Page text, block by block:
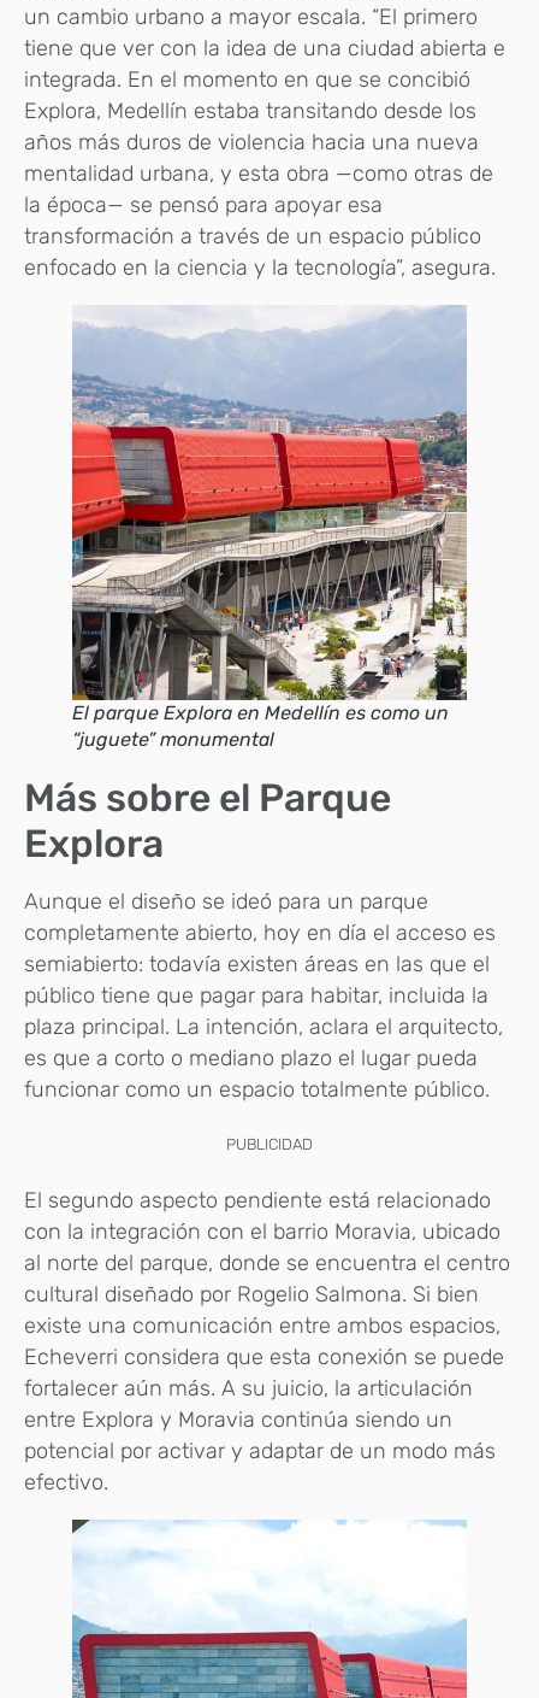
un cambio urbano a mayor escala. “El primero
tiene que ver con la idea de una ciudad abierta e
integrada. En el momento en que se concibió
Explora, Medellín estaba transitando desde los
años más duros de violencia hacia una nueva
mentalidad urbana, y esta obra —como otras de
la época— se pensó para apoyar esa
transformación a través de un espacio público
enfocado en la ciencia y la tecnología”, asegura.
El parque Explora en Medellín es como un
“juguete” monumental
Más sobre el Parque
Explora
Aunque el diseño se ideó para un parque
completamente abierto, hoy en día el acceso es
semiabierto: todavía existen áreas en las que el
público tiene que pagar para habitar, incluida la
plaza principal. La intención, aclara el arquitecto,
es que a corto o mediano plazo el lugar pueda
funcionar como un espacio totalmente público.
PUBLICIDAD
El segundo aspecto pendiente está relacionado
con la integración con el barrio Moravia, ubicado
al norte del parque, donde se encuentra el centro
cultural diseñado por Rogelio Salmona. Si bien
existe una comunicación entre ambos espacios,
Echeverri considera que esta conexión se puede
fortalecer aún más. A su juicio, la articulación
entre Explora y Moravia continúa siendo un
potencial por activar y adaptar de un modo más
efectivo.